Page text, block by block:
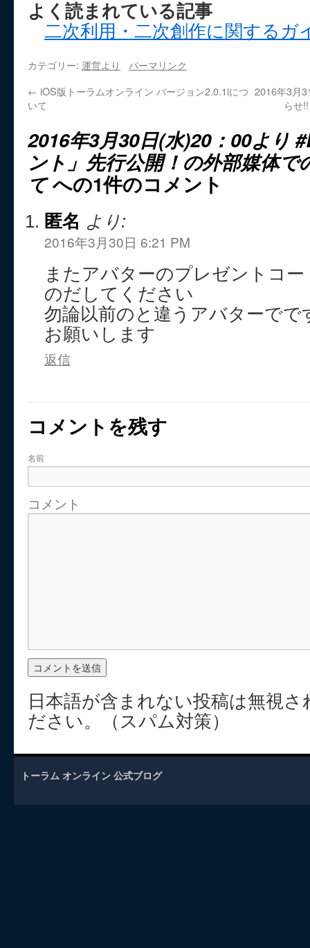
よく読まれている記事
二次利用・二次創作に関するガ
カテゴリー: 運営より
パーマリンク
← iOS版トーラムオンライン バージョン2.0.1iにつ
いて
2016年3月
らせ
2016年3月30日(水)20：00より
ント」先行公開！の外部媒体で
てへの1件のコメント
匿名 より:
2016年3月30日 6:21 PM
またアバターのプレゼントコ
のだしてください
勿論以前のと違うアバターでで
お願いします
返信
コメントを残す
名前
コメント
日本語が含まれない投稿は無視
ださい。（スパム対策）
トーラム オンライン 公式ブログ